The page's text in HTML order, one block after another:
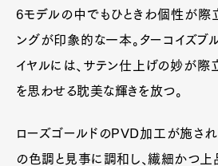
6モデルの中でもひときわ個性が際
ングが印象的な一本。ターコイズブ
イヤルには、サテン仕上げの妙が際
を思わせる耽美な輝きを放つ。
ローズゴールドのPVD加工が施され
の色調と見事に調和し、繊細かつ上